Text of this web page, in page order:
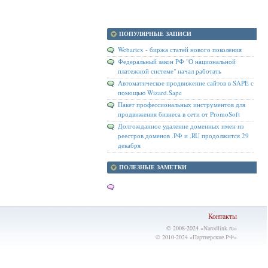
ПОПУЛЯРНЫЕ ЗАПИСИ
Webartex - биржа статей нового поколения
Федеральный закон РФ "О национальной
платежной системе" начал работать
Автоматическое продвижение сайтов в SAPE с
помощью Wizard.Sape
Пакет профессиональных инструментов для
продвижения бизнеса в сети от PromoSoft
Долгожданное удаление доменных имен из
реестров доменов .РФ и .RU продолжится 29
декабря
ПОЛЕЗНЫЕ ЗАМЕТКИ
Контакты
© 2008-2024 «Narodlink.ru»
© 2010-2024 «Партнерские.РФ»